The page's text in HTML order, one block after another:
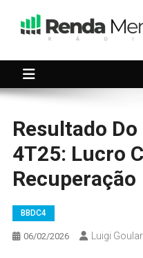
Resultado
4T25: Lucro
Recuperação
BBDC4
06/02/2026 Luigi